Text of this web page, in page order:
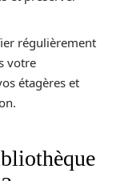
régulièrement
votre
étagères et